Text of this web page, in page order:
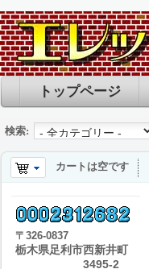
トップページ
検索:
カートは空です
〒 326-0837
栃木県足利市西新井町
3495-2